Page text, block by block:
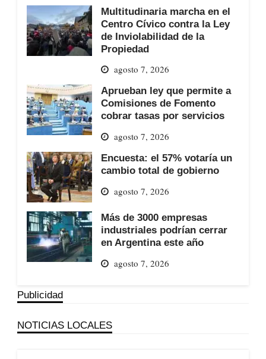
Multitudinaria marcha en el
Centro Cívico contra la Ley
de Inviolabilidad de la
Propiedad
agosto 7, 2026
Aprueban ley que permite a
Comisiones de Fomento
cobrar tasas por servicios
agosto 7, 2026
Encuesta: el 57% votaría un
cambio total de gobierno
agosto 7, 2026
Más de 3000 empresas
industriales podrían cerrar
en Argentina este año
agosto 7, 2026
Publicidad
NOTICIAS LOCALES